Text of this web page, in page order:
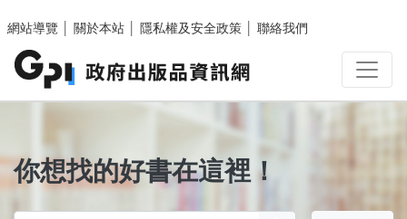
網站導覽
關於本站 隱私權及安全政策 聯絡我們
你想找的好書在這裡！